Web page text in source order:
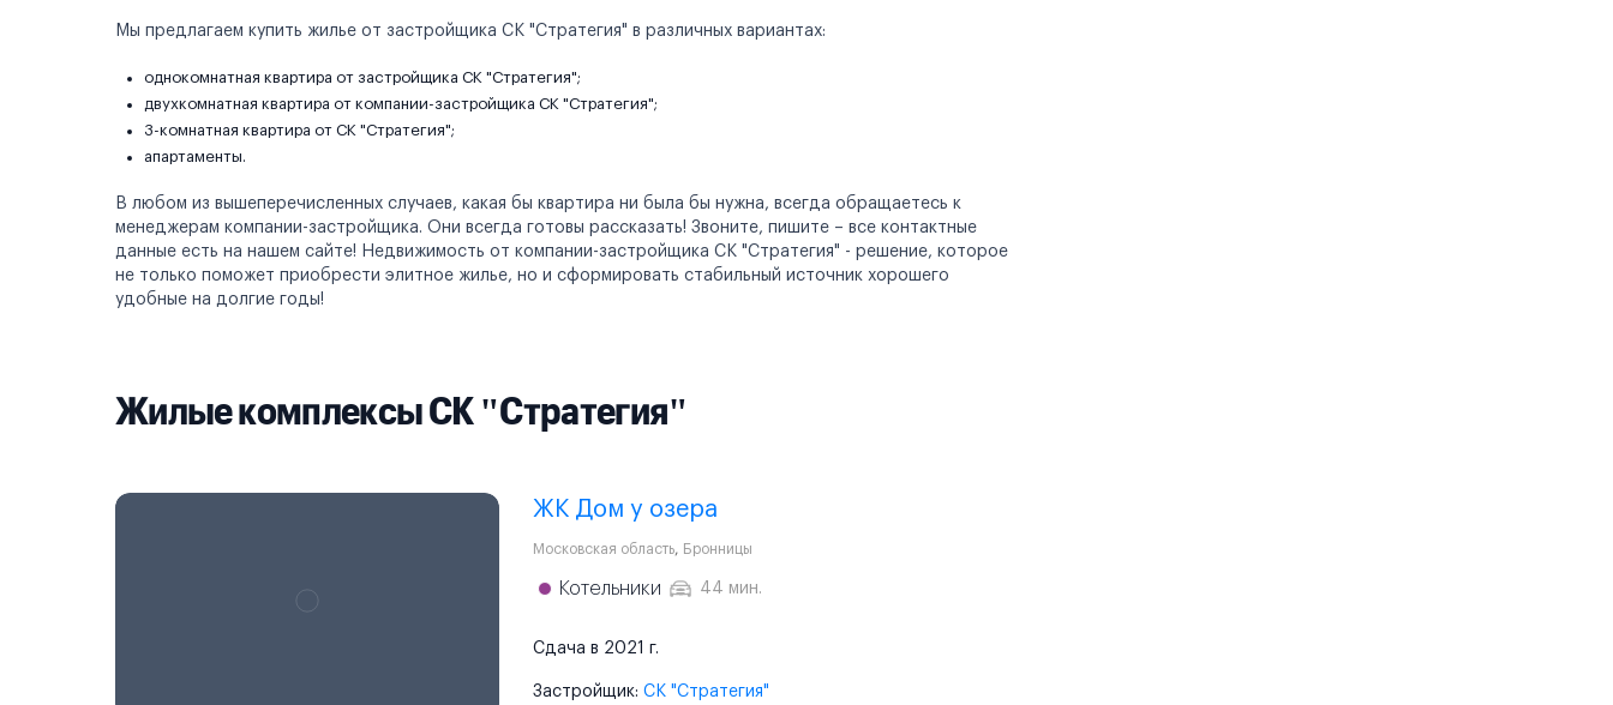
Мы предлагаем купить жилье от застройщика СК "Стратегия" в различных вариантах:
однокомнатная квартира от застройщика СК "Стратегия";
двухкомнатная квартира от компании-застройщика СК "Стратегия";
3-комнатная квартира от СК "Стратегия";
апартаменты.
В любом из вышеперечисленных случаев, какая бы квартира ни была бы нужна, всегда обращаетесь к
менеджерам компании-застройщика. Они всегда готовы рассказать! Звоните, пишите – все контактные
данные есть на нашем сайте! Недвижимость от компании-застройщика СК "Стратегия" - решение, которое
не только поможет приобрести элитное жилье, но и сформировать стабильный источник хорошего
удобные на долгие годы!
Жилые комплексы СК "Стратегия"
ЖК Дом у озера
Московская область, Бронницы
Котельники 44 мин.
Сдача в 2021 г.
Застройщик: СК "Стратегия"